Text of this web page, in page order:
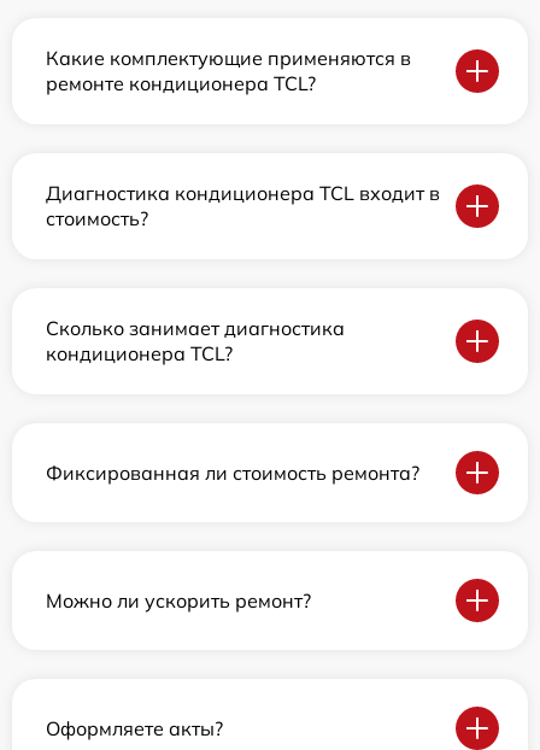
Какие комплектующие применяются в
ремонте кондиционера TCL?
Диагностика кондиционера TCL входит в
стоимость?
Сколько занимает диагностика
кондиционера TCL?
Фиксированная ли стоимость ремонта?
Можно ли ускорить ремонт?
Оформляете акты?